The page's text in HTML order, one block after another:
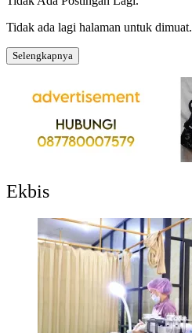
Tidak ada lagi halaman untuk dimuat.
Selengkapnya
Ekbis